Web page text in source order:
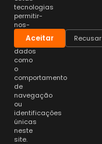
tecnologias
permitir-
nos-
á
processar
dados
como
o
comportamento
de
navegação
ou
identificações
únicas
neste
site.
Aceitar Recusar